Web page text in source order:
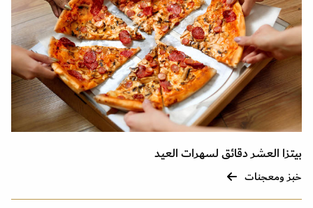
بيتزا العشر دقائق لسهرات العيد
خبز ومعجنات